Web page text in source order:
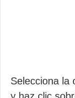
Selecciona la